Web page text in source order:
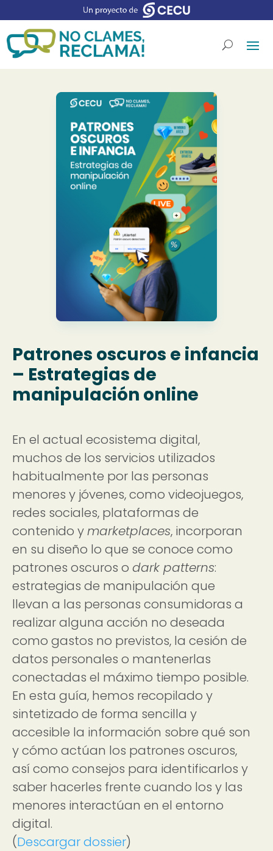
Patrones oscuros e infancia
– Estrategias de
manipulación online
En el actual ecosistema digital,
muchos de los servicios utilizados
habitualmente por las personas
menores y jóvenes, como videojuegos,
redes sociales, plataformas de
contenido ymarketplaces, incorporan
en su diseño lo que se conoce como
patrones oscuros odark patterns:
estrategias de manipulación que
llevan a las personas consumidoras a
realizar alguna acción no deseada
como gastos no previstos, la cesión de
datos personales o mantenerlas
conectadas el máximo tiempo posible.
En esta guía, hemos recopilado y
sintetizado de forma sencilla y
accesible la información sobre qué son
y cómo actúan los patrones oscuros,
así como consejos para identificarlos y
saber hacerles frente cuando los y las
menores interactúan en el entorno
digital.
(Descargar dossier)